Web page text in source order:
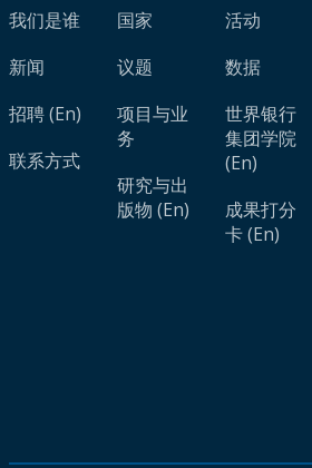
我们是谁
新闻
招聘 (En)
联系方式
国家
议题
项目与业
务
研究与出
版物 (En)
活动
数据
世界银行
集团学院
(En)
成果打分
卡 (En)